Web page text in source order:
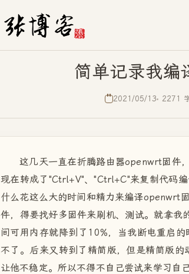
简单记录我编
2021/05/13 2271
这几天一直在折腾路由器openwrt固件
现在转成了"Ctrl+V"、"Ctrl+C"来复制代码
什么花这么大的时间和精力来编译openwrt
件，得要找好多固件来刷机、测试。就拿
间可用内存就降到了10%，当我断电重启
不了。后来又转到了精简版，但是精简版
让他不稳定。所以不得不自己尝试来学习自